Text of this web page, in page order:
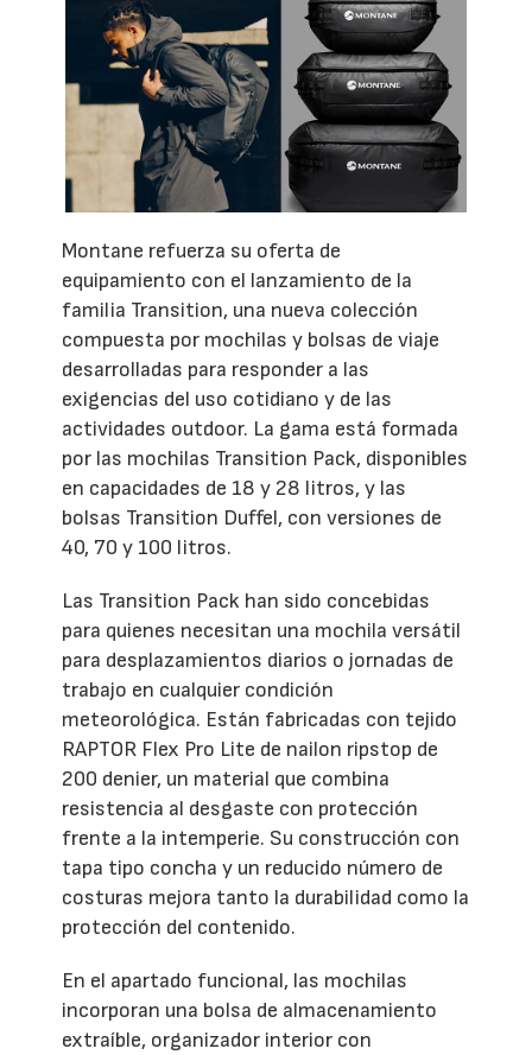
Montane refuerza su oferta de
equipamiento con el lanzamiento de la
familia Transition, una nueva colección
compuesta por mochilas y bolsas de viaje
desarrolladas para responder a las
exigencias del uso cotidiano y de las
actividades outdoor. La gama está formada
por las mochilas Transition Pack, disponibles
en capacidades de 18 y 28 litros, y las
bolsas Transition Duffel, con versiones de
40, 70 y 100 litros.
Las Transition Pack han sido concebidas
para quienes necesitan una mochila versátil
para desplazamientos diarios o jornadas de
trabajo en cualquier condición
meteorológica. Están fabricadas con tejido
RAPTOR Flex Pro Lite de nailon ripstop de
200 denier, un material que combina
resistencia al desgaste con protección
frente a la intemperie. Su construcción con
tapa tipo concha y un reducido número de
costuras mejora tanto la durabilidad como la
protección del contenido.
En el apartado funcional, las mochilas
incorporan una bolsa de almacenamiento
extraíble, organizador interior con